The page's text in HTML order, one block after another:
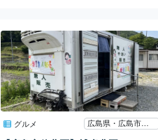
ぶにふさわしい、まさにその場所で
す。 「木の実」の魅力は、まずそ
の雰囲気。 ログハウス風の外観と
内装は、まさに居心地の良さを感じ
させてくれます。店内に足を踏み入
れると、数個のランタンと弦楽器が
吊り下げられており、まるで山の中
グルメ 広島県・広島市・宮島・廿日市